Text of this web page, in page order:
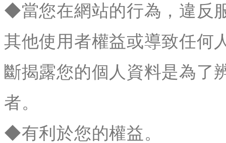
◆當您在網站的行為，違反
其他使用者權益或導致任何
斷揭露您的個人資料是為了
者。
◆有利於您的權益。